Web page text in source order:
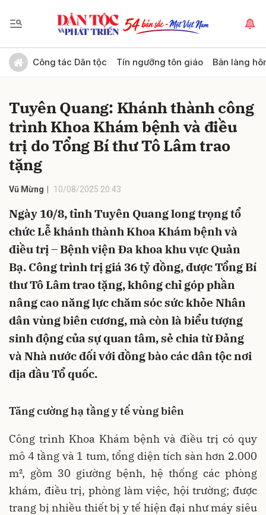
Công tác Dân tộc Tín ngưỡng tôn giáo Bản làng
Tuyên Quang: Khánh thành công
trình Khoa Khám bệnh và điều
trị do Tổng Bí thư Tô Lâm trao
tặng
Vũ Mừng 10/08/2025 20:43
Ngày 10/8, tỉnh Tuyên Quang long trọng tổ
chức Lễ khánh thành Khoa Khám bệnh và
điều trị – Bệnh viện Đa khoa khu vực Quản
Bạ. Công trình trị giá 36 tỷ đồng, được Tổng Bí
thư Tô Lâm trao tặng, không chỉ góp phần
nâng cao năng lực chăm sóc sức khỏe Nhân
dân vùng biên cương, mà còn là biểu tượng
sinh động của sự quan tâm, sẻ chia từ Đảng
và Nhà nước đối với đồng bào các dân tộc nơi
địa đầu Tổ quốc.
Tăng cường hạ tầng y tế vùng biên
Công trình Khoa Khám bệnh và điều trị có quy
mô 4 tầng và 1 tum, tổng diện tích sàn hơn 2.000
m², gồm 30 giường bệnh, hệ thống các phòng
khám, điều trị, phòng làm việc, hội trường; được
trang bị nhiều thiết bị y tế hiện đại như máy siêu
Gửi bình luận